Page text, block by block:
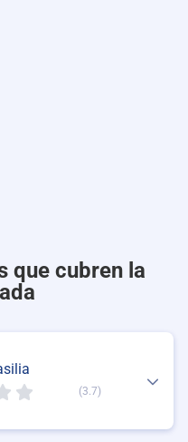
que cubren la
(3.7)